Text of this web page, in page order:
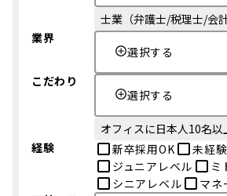
士業（弁護士/税理士/会
業界
選択する
こだわり
選択する
オフィスに日本人10名以
経験
新卒採用OK
未経
ジュニアレベル
ミ
シニアレベル
マネ